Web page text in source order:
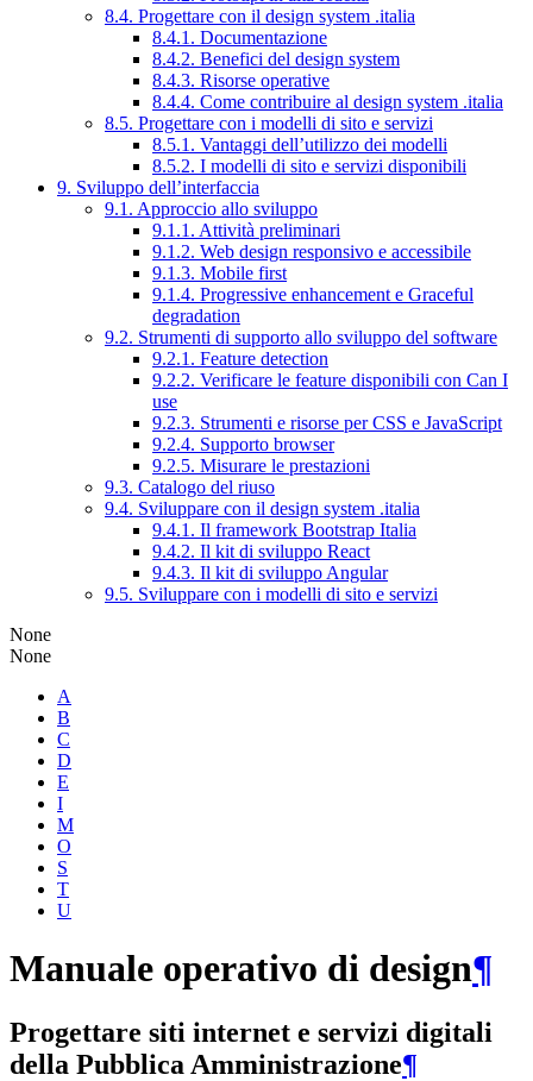
8.4. Progettare con il design system .italia
8.4.1. Documentazione
8.4.2. Benefici del design system
8.4.3. Risorse operative
8.4.4. Come contribuire al design system .italia
8.5. Progettare con i modelli di sito e servizi
8.5.1. Vantaggi dell’utilizzo dei modelli
8.5.2. I modelli di sito e servizi disponibili
9. Sviluppo dell’interfaccia
9.1. Approccio allo sviluppo
9.1.1. Attività preliminari
9.1.2. Web design responsivo e accessibile
9.1.3. Mobile first
9.1.4. Progressive enhancement e Graceful
degradation
9.2. Strumenti di supporto allo sviluppo del software
9.2.1. Feature detection
9.2.2. Verificare le feature disponibili con Can I
use
9.2.3. Strumenti e risorse per CSS e JavaScript
9.2.4. Supporto browser
9.2.5. Misurare le prestazioni
9.3. Catalogo del riuso
9.4. Sviluppare con il design system .italia
9.4.1. Il framework Bootstrap Italia
9.4.2. Il kit di sviluppo React
9.4.3. Il kit di sviluppo Angular
9.5. Sviluppare con i modelli di sito e servizi
None
None
A
B
C
D
E
I
M
O
S
T
U
Manuale operativo di design¶
Progettare siti internet e servizi digitali
della Pubblica Amministrazione¶